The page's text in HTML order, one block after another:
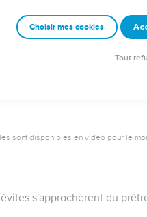
pour tous les
puisse s'y
sont disponibles en vidéo pour le
s'approchèrent du
Choisir mes cookies
Tout